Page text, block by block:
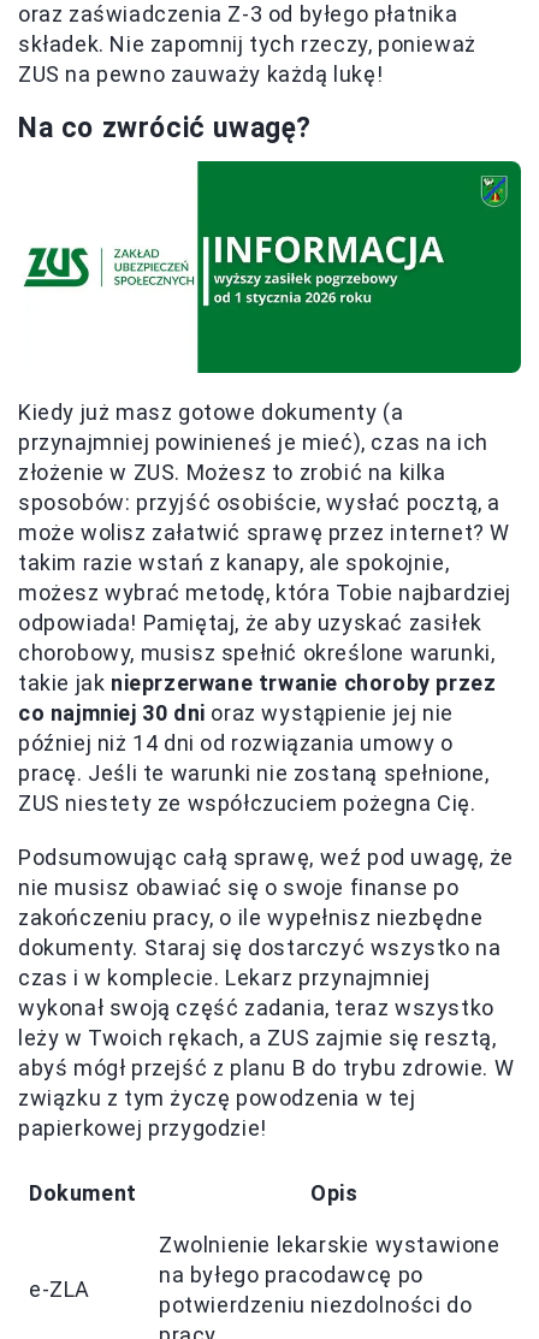
oraz zaświadczenia Z-3 od byłego płatnika
składek. Nie zapomnij tych rzeczy, ponieważ
ZUS na pewno zauważy każdą lukę!
Na co zwrócić uwagę?
Kiedy już masz gotowe dokumenty (a
przynajmniej powinieneś je mieć), czas na ich
złożenie w ZUS. Możesz to zrobić na kilka
sposobów: przyjść osobiście, wysłać pocztą, a
może wolisz załatwić sprawę przez internet? W
takim razie wstań z kanapy, ale spokojnie,
możesz wybrać metodę, która Tobie najbardziej
odpowiada! Pamiętaj, że aby uzyskać zasiłek
chorobowy, musisz spełnić określone warunki,
takie jak nieprzerwane trwanie choroby przez
co najmniej 30 dni oraz wystąpienie jej nie
później niż 14 dni od rozwiązania umowy o
pracę. Jeśli te warunki nie zostaną spełnione,
ZUS niestety ze współczuciem pożegna Cię.
Podsumowując całą sprawę, weź pod uwagę, że
nie musisz obawiać się o swoje finanse po
zakończeniu pracy, o ile wypełnisz niezbędne
dokumenty. Staraj się dostarczyć wszystko na
czas i w komplecie. Lekarz przynajmniej
wykonał swoją część zadania, teraz wszystko
leży w Twoich rękach, a ZUS zajmie się resztą,
abyś mógł przejść z planu B do trybu zdrowie. W
związku z tym życzę powodzenia w tej
papierkowej przygodzie!
Dokument Opis
e-ZLA
Zwolnienie lekarskie wystawione
na byłego pracodawcę po
potwierdzeniu niezdolności do